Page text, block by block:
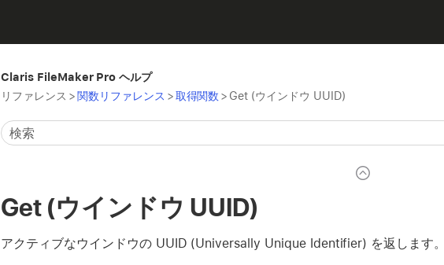
Claris FileMaker Pro ヘルプ
リファレンス >関数リファレンス >取得関数 > Get (ウインドウ UUID)
Get (ウインドウ UUID)
アクティブなウインドウの UUID (Universally Unique Identifier) を返します